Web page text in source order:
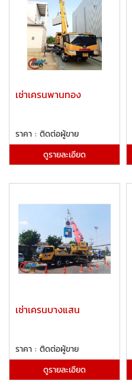
เช่าเครนพานทอง
ราคา : ติดต่อผู้ขาย
ดูรายละเอียด
เช่าเครนบางแสน
ราคา : ติดต่อผู้ขาย
ดูรายละเอียด